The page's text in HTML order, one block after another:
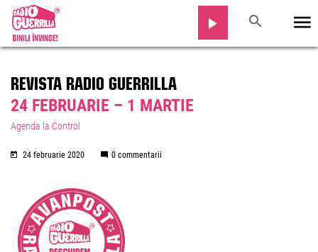
REVISTA RADIO GUERRILLA
24 FEBRUARIE – 1 MARTIE
Agenda la Control
24 februarie 2020 0 commentarii